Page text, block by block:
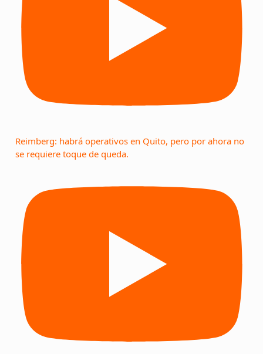
Reimberg: habrá operativos en Quito, pero por ahora no
se requiere toque de queda.